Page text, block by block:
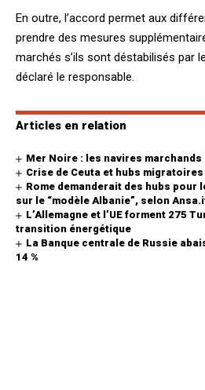
En outre, l’accord permet aux
prendre des mesures
marchés s’ils sont déstabilisés par
déclaré le responsable.
Articles en relation
Mer Noire : les navires marchands
Crise de Ceuta et hubs migratoires
Rome demanderait des hubs pour
sur le “modèle Albanie”, selon
L’Allemagne et l’UE forment 275
transition énergétique
La Banque centrale de Russie
14 %